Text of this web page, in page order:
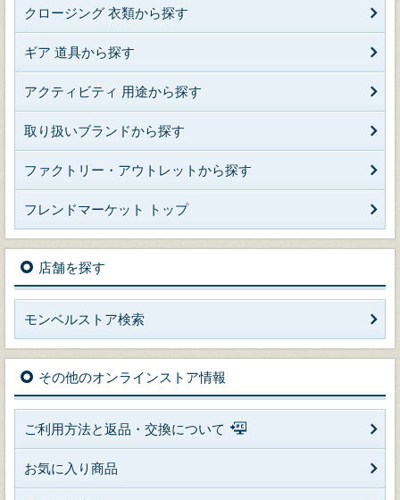
クロージング 衣類から探す
ギア 道具から探す
アクティビティ 用途から探す
取り扱いブランドから探す
ファクトリー・アウトレットから探す
フレンドマーケット トップ
店舗を探す
モンベルストア検索
その他のオンラインストア情報
ご利用方法と返品・交換について
お気に入り商品